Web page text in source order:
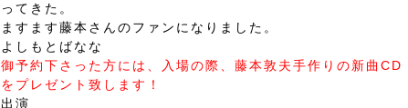
ってきた。
ますます藤本さんのファンになりました。
よしもとばなな
御予約下さった方には、入場の際、藤本敦夫手作りの新曲CD
をプレゼント致します！
出演